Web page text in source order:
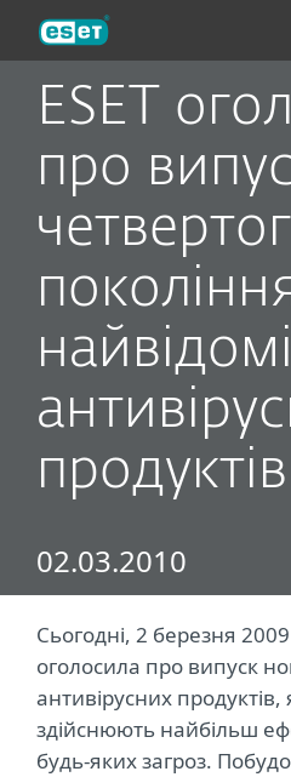
ESET
про
продуктiв
02.03.2010
Сьогодні, 2 березня
оголосила про випуск
антивірусних продуктів,
здійснюють найбільш
будь-яких загроз.
ESET